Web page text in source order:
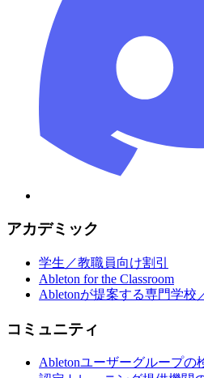
アカデミック
学生／教職員向け割引
Ableton for the Classroom
Abletonが提案する専門学校
コミュニティ
Abletonユーザーグループの